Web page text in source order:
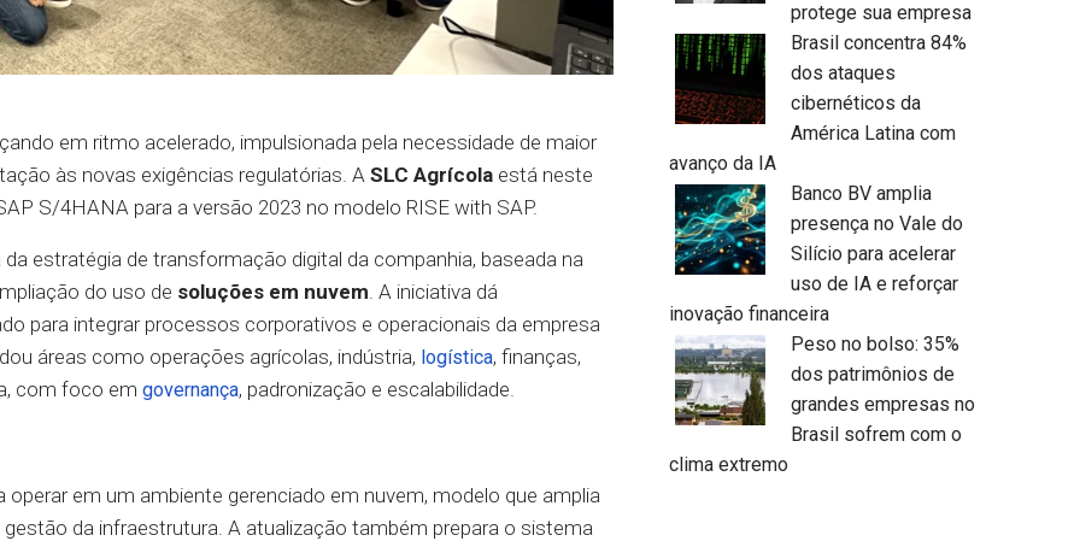
em ritmo acelerado, impulsionada pela necessidade de maior
às novas exigências regulatórias. A SLC Agrícola está neste
S/4HANA para a versão 2023 no modelo RISE with SAP.
estratégia de transformação digital da companhia, baseada na
do uso de soluções em nuvem. A iniciativa dá
para integrar processos corporativos e operacionais da empresa
áreas como operações agrícolas, indústria, logística, finanças,
com foco em governança, padronização e escalabilidade.
operar em um ambiente gerenciado em nuvem, modelo que amplia
da infraestrutura. A atualização também prepara o sistema
protege sua empresa
Brasil concentra 84%
dos ataques
cibernéticos da
América Latina com
avanço da IA
Banco BV amplia
presença no Vale do
Silício para acelerar
uso de IA e reforçar
inovação financeira
Peso no bolso: 35%
dos patrimônios de
grandes empresas no
Brasil sofrem com o
clima extremo